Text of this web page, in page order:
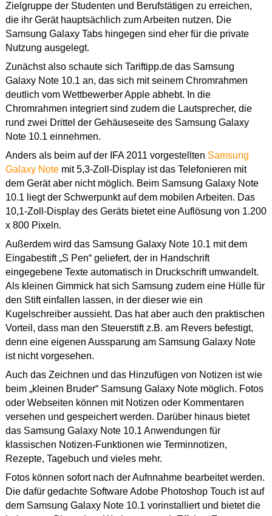
Zielgruppe der Studenten und Berufstätigen zu erreichen,
die ihr Gerät hauptsächlich zum Arbeiten nutzen. Die
Samsung Galaxy Tabs hingegen sind eher für die private
Nutzung ausgelegt.
Zunächst also schaute sich Tariftipp.de das Samsung
Galaxy Note 10.1 an, das sich mit seinem Chromrahmen
deutlich vom Wettbewerber Apple abhebt. In die
Chromrahmen integriert sind zudem die Lautsprecher, die
rund zwei Drittel der Gehäuseseite des Samsung Galaxy
Note 10.1 einnehmen.
Anders als beim auf der IFA 2011 vorgestellten Samsung
Galaxy Notemit 5,3-Zoll-Display ist das Telefonieren mit
dem Gerät aber nicht möglich. Beim Samsung Galaxy Note
10.1 liegt der Schwerpunkt auf dem mobilen Arbeiten. Das
10,1-Zoll-Display des Geräts bietet eine Auflösung von 1.200
x 800 Pixeln.
Außerdem wird das Samsung Galaxy Note 10.1 mit dem
Eingabestift „S Pen“ geliefert, der in Handschrift
eingegebene Texte automatisch in Druckschrift umwandelt.
Als kleinen Gimmick hat sich Samsung zudem eine Hülle für
den Stift einfallen lassen, in der dieser wie ein
Kugelschreiber aussieht. Das hat aber auch den praktischen
Vorteil, dass man den Steuerstift z.B. am Revers befestigt,
denn eine eigenen Aussparung am Samsung Galaxy Note
ist nicht vorgesehen.
Auch das Zeichnen und das Hinzufügen von Notizen ist wie
beim „kleinen Bruder“ Samsung Galaxy Note möglich. Fotos
oder Webseiten können mit Notizen oder Kommentaren
versehen und gespeichert werden. Darüber hinaus bietet
das Samsung Galaxy Note 10.1 Anwendungen für
klassischen Notizen-Funktionen wie Terminnotizen,
Rezepte, Tagebuch und vieles mehr.
Fotos können sofort nach der Aufnnahme bearbeitet werden.
Die dafür gedachte Software Adobe Photoshop Touch ist auf
dem Samsung Galaxy Note 10.1 vorinstalliert und bietet die